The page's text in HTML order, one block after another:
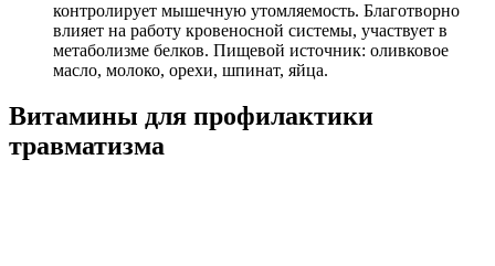
контролирует мышечную утомляемость. Благотворно
влияет на работу кровеносной системы, участвует в
метаболизме белков. Пищевой источник: оливковое
масло, молоко, орехи, шпинат, яйца.
Витамины для профилактики
травматизма